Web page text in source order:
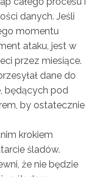
danych. Jeśli
momentu
ataku, jest w
przez miesiące.
dane do
będących pod
by ostatecznie
krokiem
śladów.
że nie będzie